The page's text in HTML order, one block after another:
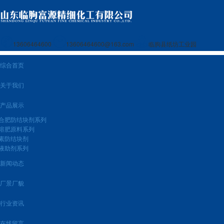
13606464600 13606464600@163.com 临朐县纸坊工业园
综合首页
关于我们
产品展示
肥防结块剂系列
肥原料系列
防结块剂
助剂系列
新闻动态
厂景厂貌
行业资讯